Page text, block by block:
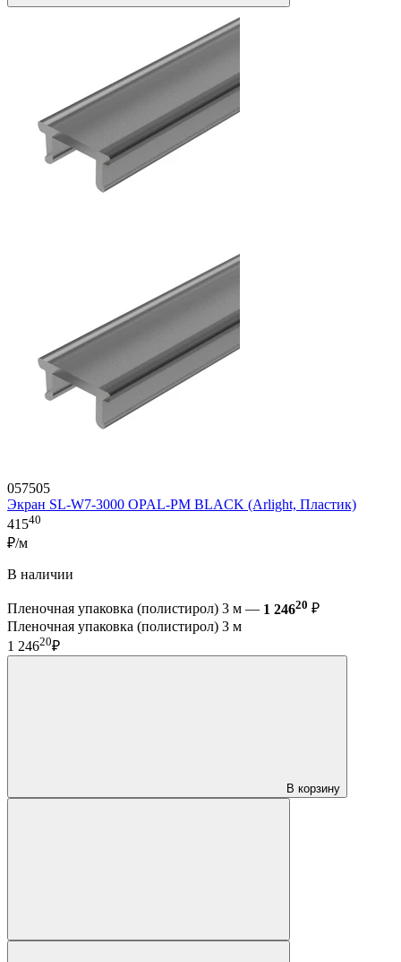
057505
Экран SL-W7-3000 OPAL-PM BLACK (Arlight, Пластик)
41540
₽/м
В наличии
Пленочная упаковка (полистирол) 3 м — 1 24620 ₽
Пленочная упаковка (полистирол) 3 м
1 24620₽
В корзину